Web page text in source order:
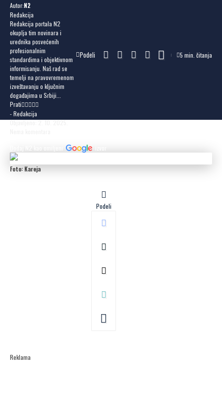
Autor:N2
Redakcija
Redakcija portala N2
okuplja tim novinara i
urednika posvećenih
profesionalnim
standardima i objektivnom
informisanju. Naš rad se
temelji na pravovremenom
izveštavanju o ključnim
događajima u Srbiji...
Prati
- Redakcija
Objavljeno: 2. 10. 2025.
Podeli 5 min. čitanja
Foto: Kareja
Podeli
Reklama